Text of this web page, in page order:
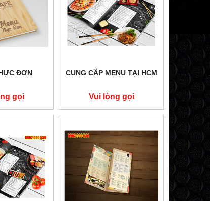
ĐƠN
gọi
CUNG CẤP MENU TẠI HCM
Vui lòng gọi